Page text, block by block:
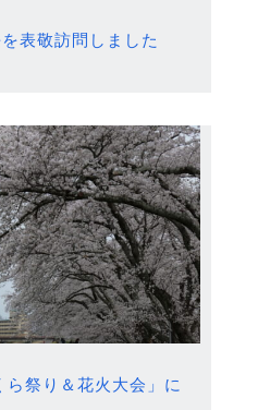
表敬訪問しました
ら祭り＆花火大会」に